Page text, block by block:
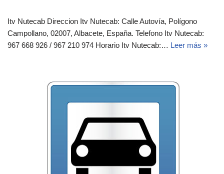
Itv Nutecab Direccion Itv Nutecab: Calle Autovía, Polígono
Campollano, 02007, Albacete, España.‎‎ Telefono Itv Nutecab:
967 668 926 / 967 210 974 Horario Itv Nutecab:… Leer más »